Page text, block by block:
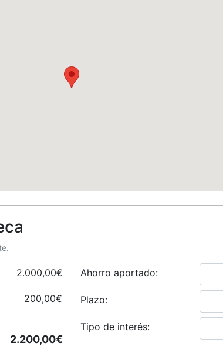
2.000,00€
200,00€
2.200,00€
Ahorro aportado:
Plazo:
Tipo de interés: